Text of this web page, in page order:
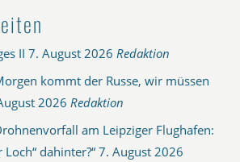
II 7. August 2026 Redaktion
kommt der Russe, wir müssen
2026 Redaktion
am Leipziger Flughafen:
Loch“ dahinter?“ 7. August 2026